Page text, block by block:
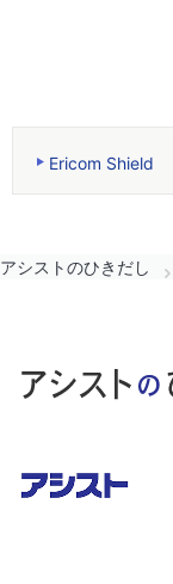
Ericom Shield
アシストのひきだし